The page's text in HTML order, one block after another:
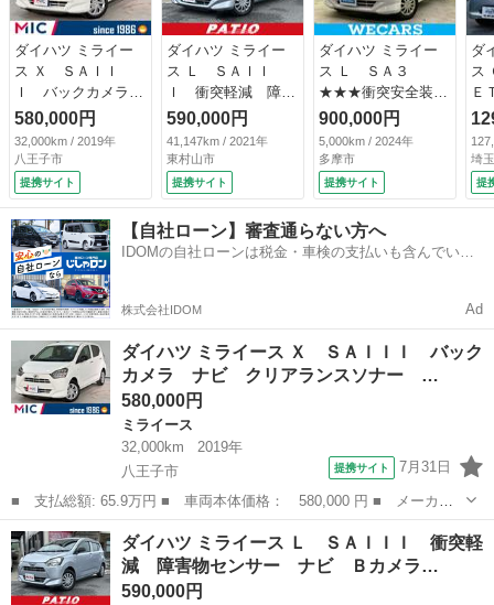
ダイハツ ミライー
ス Ｘ ＳＡＩＩ
Ｉ バックカメラ
ナビ クリアランス
ソナー 衝突被害軽
減システム オート
マチックハイビー
ム ＬＥＤヘッドラ
ンプ キーレスエン
トリー アイドリン
グストップ 電動格
納ミラー ＣＶＴ
Ｂｌｕｅｔｏｏｔｈ
（車検整備付）
580,000円
32,000km / 2019年
八王子市
提携サイト
ダイハツ ミライー
ス Ｌ ＳＡＩＩ
Ｉ 衝突軽減 障害
物センサー ナビ
Ｂカメラ Ｂｌｕｅ
ｔｏｏｔｈオーディ
オ ＥＴＣ Ｉスト
ップ キーレス 禁
煙車 取扱説明書
横滑り防止 ＡＢ
Ｓ オートハイビー
運転席エアバッグ
備付）
590,000円
41,147km / 2021年
東村山市
提携サイト
ダイハツ ミライー
ス Ｌ ＳＡ３
★★★衝突安全装置
／車線逸脱防止支援
システム／ＥＢＤ付
ＡＢＳ／横滑り防止
装置／アイドリング
ストップ／禁煙車／
エアバッグ 運転席
／エアバッグ 助手
席／パワーウインド
900,000円
5,000km / 2024年
多摩市
提携サイト
ダ
ス
Ｅ
Ｖ
ア
プ
ー
止
ア
ィ
埼
提
【自社ローン】審査通らない方へ
IDOMの自社ローンは税金・車検の支払いも含んでいる
株式会社IDOM Ad
ダイハツ ミライース Ｘ ＳＡＩＩＩ バック
カメラ ナビ クリアランスソナー …
580,000円
ミライース
32,000km
2019年
八王子市
提携サイト 7月31日
■ 支払総額: 65.9万円 ■ 車両本体価格： 580,000 円 ■ メーカー
名： ダイハツ ■ 車種名： ミライース ■ グレード名： Ｘ Ｓ
ＡＩＩＩ バックカメラ ナビ クリアランスソナー 衝突被害軽減
システム オ...
東京 八王子市
ダイハツ ミライース Ｌ ＳＡＩＩＩ 衝突軽
減 障害物センサー ナビ Ｂカメラ…
590,000円